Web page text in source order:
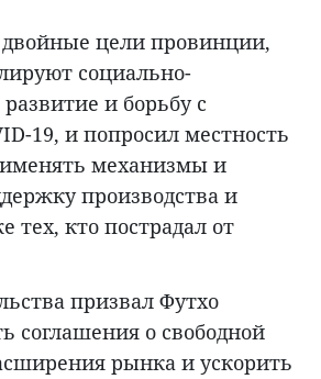
цели провинции,
социально-
и борьбу с
19, и попросил местность
механизмы и
производства и
тех, кто пострадал от
призвал Футхо
соглашения о свободной
рынка и ускорить